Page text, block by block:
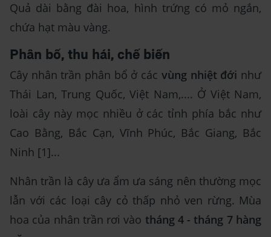
Quả dài bằng đài hoa, hình trứng có mỏ ngắn,
chứa hạt màu vàng.
Phân bố, thu hái, chế biến
Cây nhân trần phân bổ ở các vùng nhiệt đới như
Thái Lan, Trung Quốc, Việt Nam,.... Ở Việt Nam,
loài cây này mọc nhiều ở các tỉnh phía bắc như
Cao Bằng, Bắc Cạn, Vĩnh Phúc, Bắc Giang, Bắc
Ninh [1]...
Nhân trần là cây ưa ẩm ưa sáng nên thường mọc
lẫn với các loại cây cỏ thấp nhỏ ven rừng. Mùa
hoa của nhân trần rơi vào tháng 4 - tháng 7 hàng